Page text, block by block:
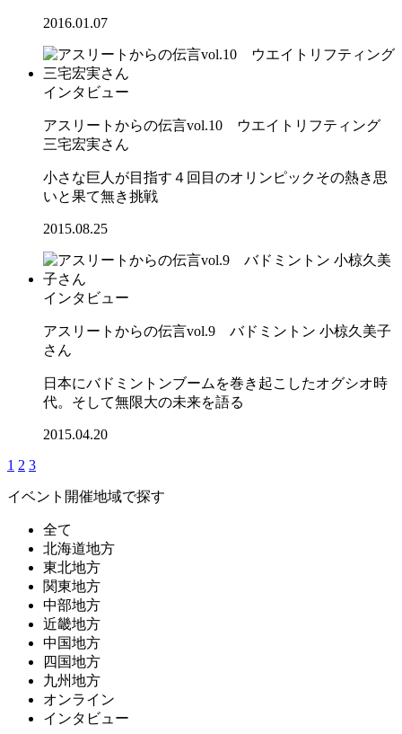
2016.01.07
インタビュー
アスリートからの伝言vol.10 ウエイトリフティング
三宅宏実さん
小さな巨人が目指す４回目のオリンピックその熱き思
いと果て無き挑戦
2015.08.25
インタビュー
アスリートからの伝言vol.9 バドミントン 小椋久美子
さん
日本にバドミントンブームを巻き起こしたオグシオ時
代。そして無限大の未来を語る
2015.04.20
1 2 3
イベント開催地域で探す
全て
北海道地方
東北地方
関東地方
中部地方
近畿地方
中国地方
四国地方
九州地方
オンライン
インタビュー